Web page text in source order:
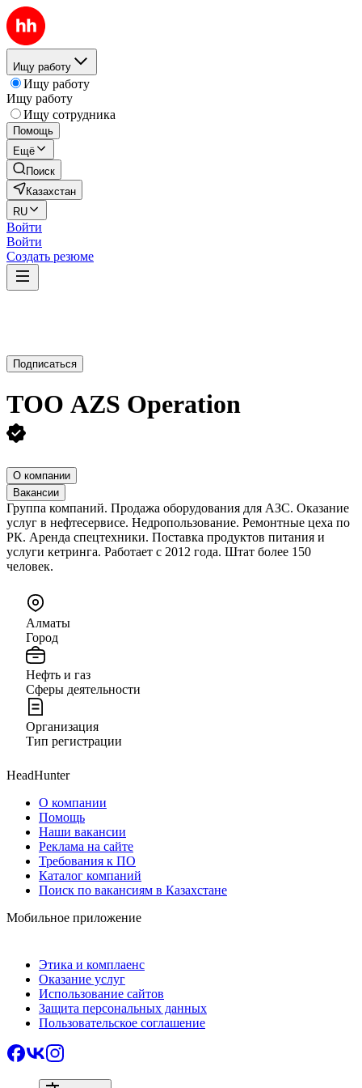
Ищу работу
Ищу работу
Ищу работу
Ищу сотрудника
Помощь
Ещё
Поиск
Казахстан
RU
Войти
Войти
Создать резюме
Подписаться
ТОО AZS Operation
О компании
Вакансии
Группа компаний. Продажа оборудования для АЗС. Оказание
услуг в нефтесервисе. Недропользование. Ремонтные цеха по
РК. Аренда спецтехники. Поставка продуктов питания и
услуги кетринга. Работает с 2012 года. Штат более 150
человек.
Алматы
Город
Нефть и газ
Сферы деятельности
Организация
Тип регистрации
HeadHunter
О компании
Помощь
Наши вакансии
Реклама на сайте
Требования к ПО
Каталог компаний
Поиск по вакансиям в Казахстане
Мобильное приложение
Этика и комплаенс
Оказание услуг
Использование сайтов
Защита персональных данных
Пользовательское соглашение